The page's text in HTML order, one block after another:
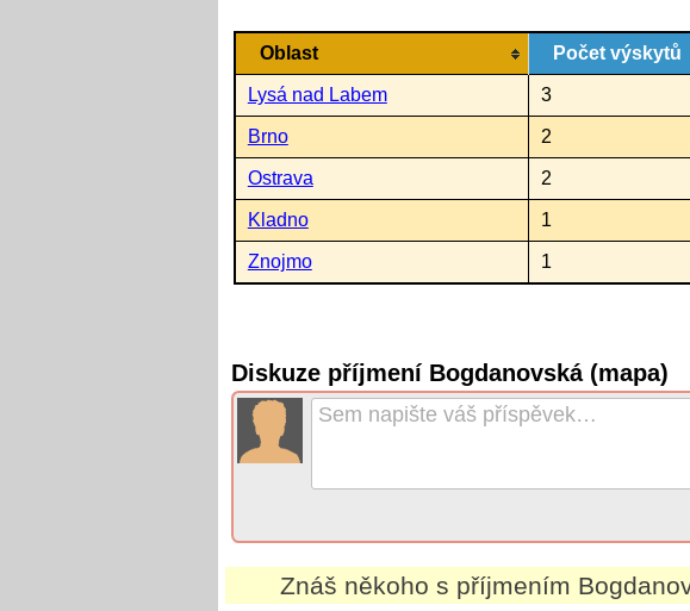
Oblast Počet výskytů
Lysá nad Labem 3
Brno 2
Ostrava 2
Kladno 1
Znojmo 1
Diskuze příjmení Bogdanovská (mapa)
Znáš někoho s příjmením